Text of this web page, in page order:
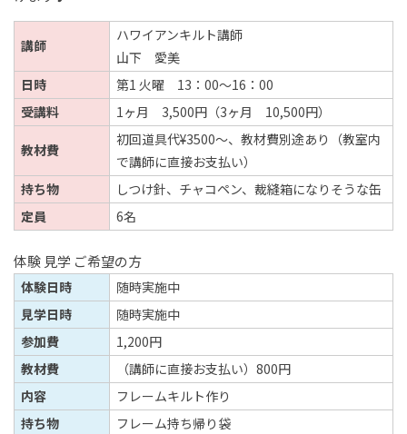
講師
ハワイアンキルト講師
山下 愛美
日時
第1 火曜 13：00～16：00
受講料
1ヶ月 3,500円（3ヶ月 10,500円）
教材費
初回道具代¥3500～、教材費別途あり（教室内
で講師に直接お支払い）
持ち物
しつけ針、チャコペン、裁縫箱になりそうな缶
定員
6名
体験 見学 ご希望の方
体験日時
随時実施中
見学日時
随時実施中
参加費
1,200円
教材費
（講師に直接お支払い）800円
内容
フレームキルト作り
持ち物
フレーム持ち帰り袋